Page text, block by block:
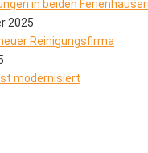
in beiden
2025
Reinigungsfirma
modernisiert